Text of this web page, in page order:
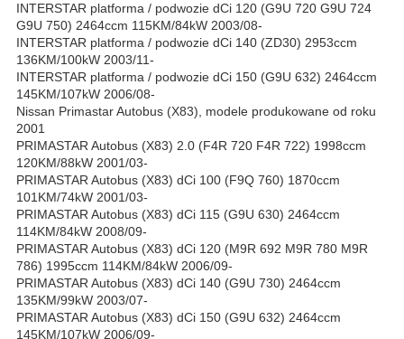
INTERSTAR platforma / podwozie dCi 120 (G9U 720 G9U 724
G9U 750) 2464ccm 115KM/84kW 2003/08-
INTERSTAR platforma / podwozie dCi 140 (ZD30) 2953ccm
136KM/100kW 2003/11-
INTERSTAR platforma / podwozie dCi 150 (G9U 632) 2464ccm
145KM/107kW 2006/08-
Nissan Primastar Autobus (X83), modele produkowane od roku
2001
PRIMASTAR Autobus (X83) 2.0 (F4R 720 F4R 722) 1998ccm
120KM/88kW 2001/03-
PRIMASTAR Autobus (X83) dCi 100 (F9Q 760) 1870ccm
101KM/74kW 2001/03-
PRIMASTAR Autobus (X83) dCi 115 (G9U 630) 2464ccm
114KM/84kW 2008/09-
PRIMASTAR Autobus (X83) dCi 120 (M9R 692 M9R 780 M9R
786) 1995ccm 114KM/84kW 2006/09-
PRIMASTAR Autobus (X83) dCi 140 (G9U 730) 2464ccm
135KM/99kW 2003/07-
PRIMASTAR Autobus (X83) dCi 150 (G9U 632) 2464ccm
145KM/107kW 2006/09-